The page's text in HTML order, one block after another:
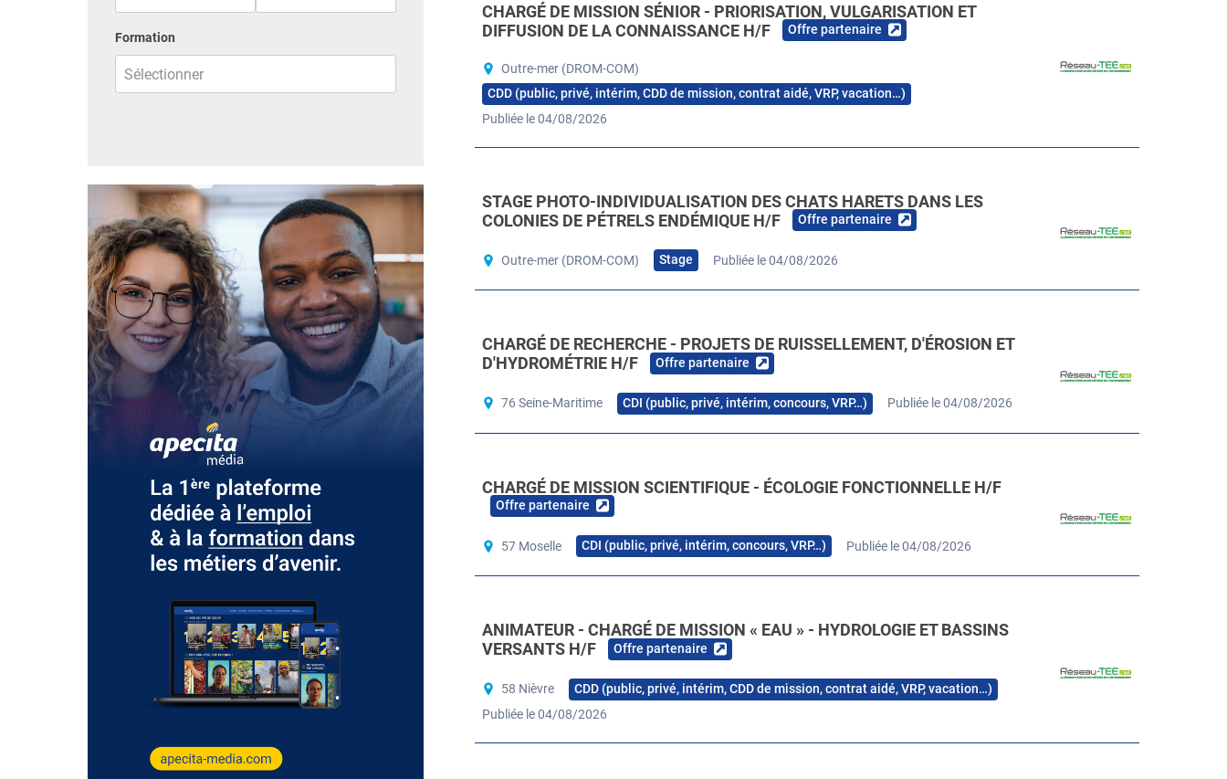
Formation
CHARGÉ DE MISSION SÉNIOR - PRIORISATION, VULGARISATION ET
DIFFUSION DE LA CONNAISSANCE H/F
Offre partenaire
Outre-mer (DROM-COM)
CDD (public, privé, intérim, CDD de mission, contrat aidé, VRP, vacation…)
Publiée le 04/08/2026
STAGE PHOTO-INDIVIDUALISATION DES CHATS HARETS DANS LES
COLONIES DE PÉTRELS ENDÉMIQUE H/F
Offre partenaire
Outre-mer (DROM-COM) Stage Publiée le 04/08/2026
CHARGÉ DE RECHERCHE - PROJETS DE RUISSELLEMENT, D'ÉROSION ET
D'HYDROMÉTRIE H/F
Offre partenaire
76 Seine-Maritime CDI (public, privé, intérim, concours, VRP…) Publiée le 04/08/2026
CHARGÉ DE MISSION SCIENTIFIQUE - ÉCOLOGIE FONCTIONNELLE H/F
Offre partenaire
57 Moselle CDI (public, privé, intérim, concours, VRP…) Publiée le 04/08/2026
ANIMATEUR - CHARGÉ DE MISSION « EAU » - HYDROLOGIE ET BASSINS
VERSANTS H/F
Offre partenaire
58 Nièvre
CDD (public, privé, intérim, CDD de mission, contrat aidé, VRP, vacation…)
Publiée le 04/08/2026